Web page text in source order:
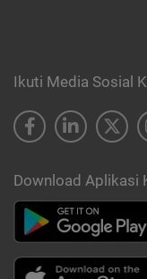
Ikuti Media Sosial
Download Aplikasi